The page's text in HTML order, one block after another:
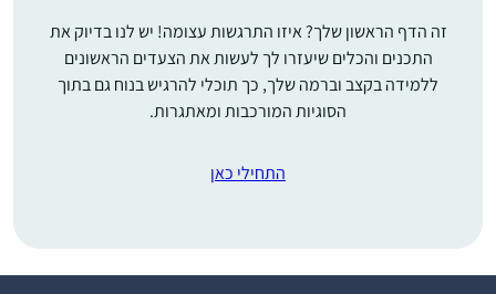
זה הדף הראשון שלך? איזו התרגשות עצומה! יש לנו בדיוק את
התכנים והכלים שיעזרו לך לעשות את הצעדים הראשונים
ללמידה בקצב וברמה שלך, כך תוכלי להרגיש בנוח גם בתוך
הסוגיות המורכבות ומאתגרות.
התחילי כאן